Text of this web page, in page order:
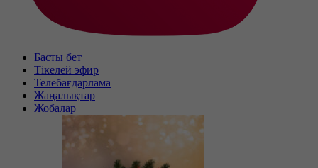
Басты бет
Тікелей эфир
Телебағдарлама
Жаңалықтар
Жобалар